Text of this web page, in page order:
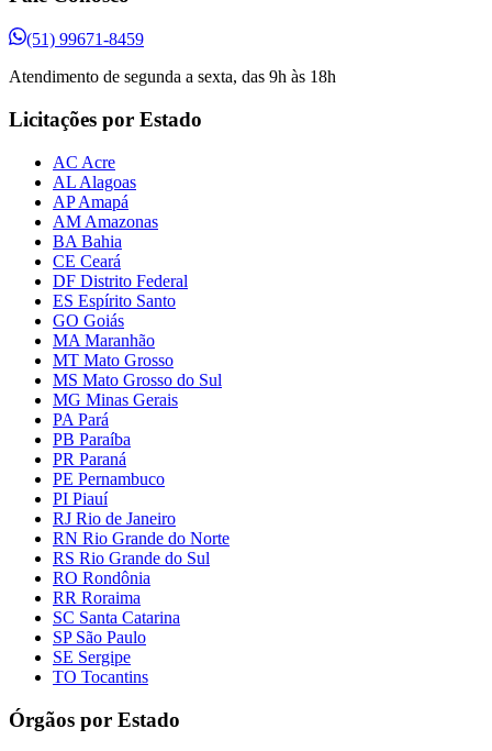
(51) 99671-8459
Atendimento de segunda a sexta, das 9h às 18h
Licitações por Estado
AC Acre
AL Alagoas
AP Amapá
AM Amazonas
BA Bahia
CE Ceará
DF Distrito Federal
ES Espírito Santo
GO Goiás
MA Maranhão
MT Mato Grosso
MS Mato Grosso do Sul
MG Minas Gerais
PA Pará
PB Paraíba
PR Paraná
PE Pernambuco
PI Piauí
RJ Rio de Janeiro
RN Rio Grande do Norte
RS Rio Grande do Sul
RO Rondônia
RR Roraima
SC Santa Catarina
SP São Paulo
SE Sergipe
TO Tocantins
Órgãos por Estado